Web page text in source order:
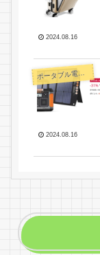
2024.08.16
ポータブル電源・蓄電池
2024.08.16